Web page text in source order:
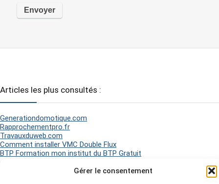
Gérer le consentement
Articles les plus consultés :
Generationdomotique.com
Rapprochementpro.fr
Travauxduweb.com
Comment installer VMC Double Flux
BTP Formation mon institut du BTP Gratuit